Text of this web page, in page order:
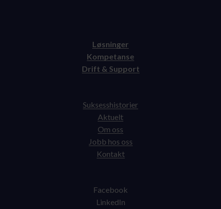
Løsninger
Kompetanse
Drift & Support
Suksesshistorier
Aktuelt
Om oss
Jobb hos oss
Kontakt
Facebook
LinkedIn